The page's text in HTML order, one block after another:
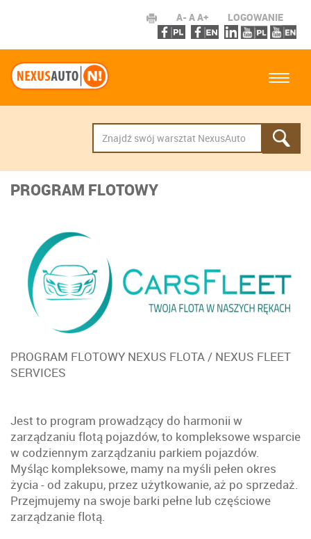
A- AA+ LOGOWANIE
PROGRAM FLOTOWY
PROGRAM FLOTOWY NEXUS FLOTA / NEXUS FLEET
SERVICES
Jest to program prowadzący do harmonii w
zarządzaniu flotą pojazdów, to kompleksowe wsparcie
w codziennym zarządzaniu parkiem pojazdów.
Myśląc kompleksowe, mamy na myśli pełen okres
życia - od zakupu, przez użytkowanie, aż po sprzedaż.
Przejmujemy na swoje barki pełne lub częściowe
zarządzanie flotą.